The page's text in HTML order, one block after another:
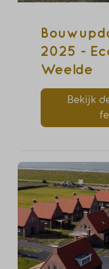
2025 -
Weelde
Bekijk